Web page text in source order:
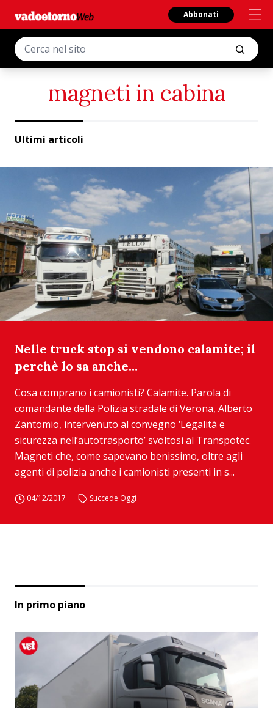
Abbonati
magneti in cabina
Ultimi articoli
Nelle truck stop si vendono calamite; il
perchè lo sa anche…
Cosa comprano i camionisti? Calamite. Parola di
comandante della Polizia stradale di Verona, Alberto
Zantomio, intervenuto al convegno ‘Legalità e
sicurezza nell’autotrasporto’ svoltosi al Transpotec.
Magneti che, come sapevano benissimo, oltre agli
agenti di polizia anche i camionisti presenti in s...
04/12/2017 Succede Oggi
In primo piano